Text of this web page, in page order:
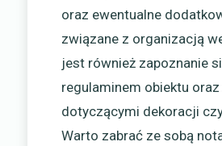
oraz ewentualne
związane z organizacją
jest również zapoznanie
regulaminem obiektu
dotyczącymi dekoracji
Warto zabrać ze sobą